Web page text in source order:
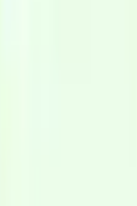
281F